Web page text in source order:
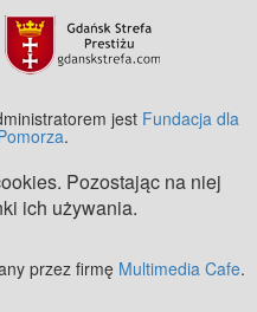
jest Fundacja dla
.
Pozostając na niej
ich używania.
przez firmę Multimedia Cafe.